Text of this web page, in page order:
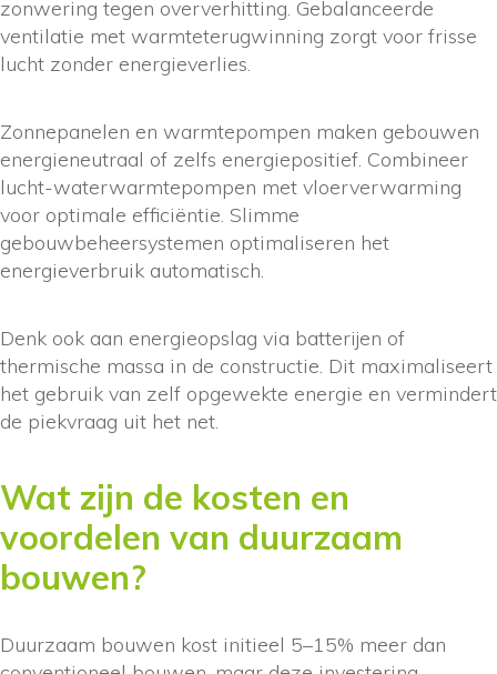
zonwering tegen oververhitting. Gebalanceerde
ventilatie met warmteterugwinning zorgt voor frisse
lucht zonder energieverlies.
Zonnepanelen en warmtepompen maken gebouwen
energieneutraal of zelfs energiepositief. Combineer
lucht-waterwarmtepompen met vloerverwarming
voor optimale efficiëntie. Slimme
gebouwbeheersystemen optimaliseren het
energieverbruik automatisch.
Denk ook aan energieopslag via batterijen of
thermische massa in de constructie. Dit maximaliseert
het gebruik van zelf opgewekte energie en vermindert
de piekvraag uit het net.
Wat zijn de kosten en
voordelen van duurzaam
bouwen?
Duurzaam bouwen kost initieel 5–15% meer dan